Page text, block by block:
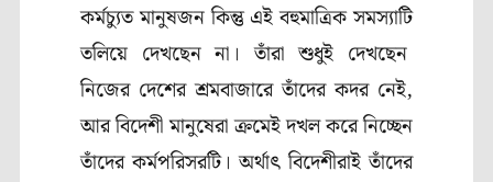
কর্মচ্যুত মানুষজন কিন্তু এই বহুমাত্রিক সমস্যাটি
তলিয়ে দেখছেন না। তাঁরা শুধুই দেখছেন
নিজের দেশের শ্রমবাজারে তাঁদের কদর নেই,
আর বিদেশী মানুষেরা ক্রমেই দখল করে নিচ্ছেন
তাঁদের কর্মপরিসরটি। অর্থাৎ বিদেশীরাই তাঁদের